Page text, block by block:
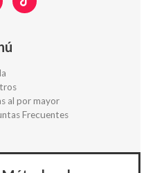
al por mayor
Frecuentes